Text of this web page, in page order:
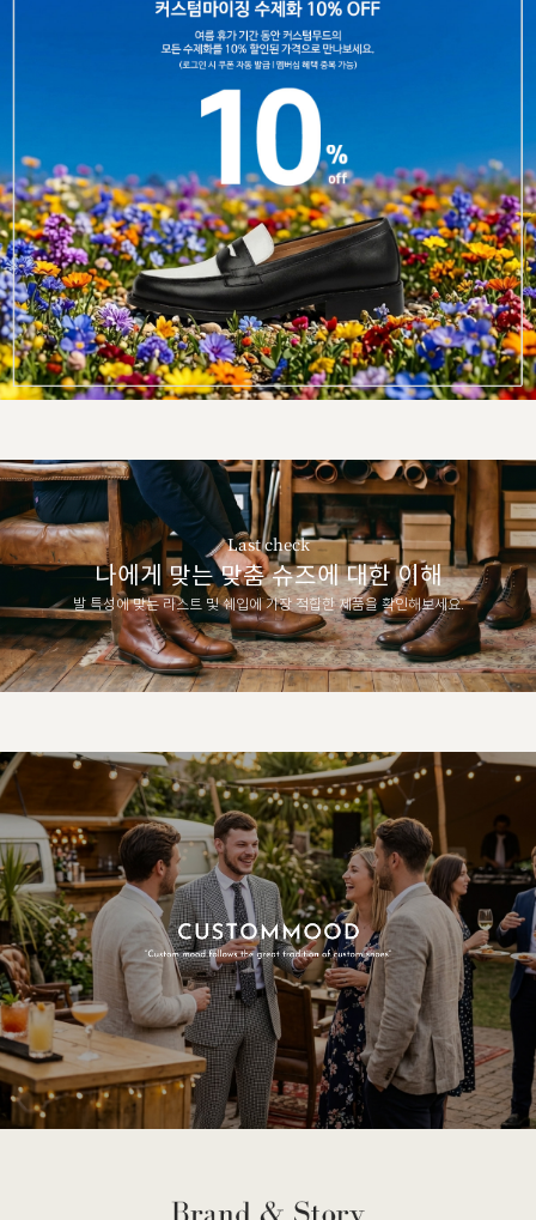
Last check
나에게 맞는 맞춤 슈즈에 대한 이해
발 특성에 맞는 라스트 및 쉐입에 가장 적합한 제품을 확인해보세요.